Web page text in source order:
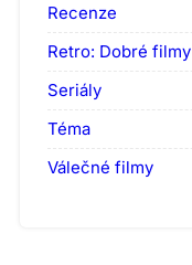
Recenze
Retro: Dobré filmy
Seriály
Téma
Válečné filmy